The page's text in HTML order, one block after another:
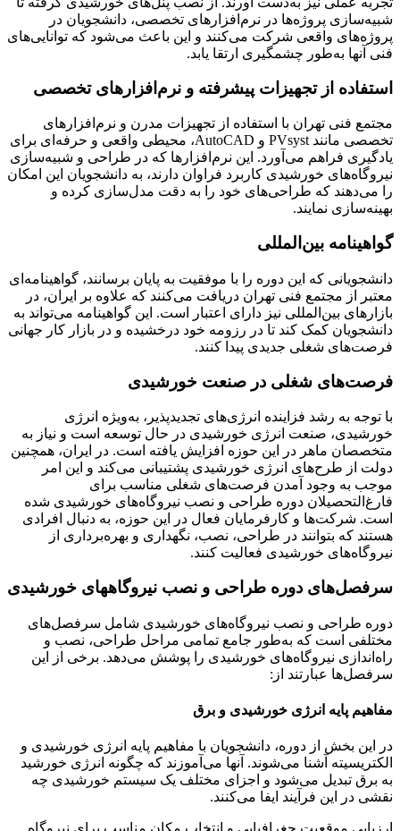
شبیه‌سازی پروژه‌ها در نرم‌افزارهای تخصصی، دانشجویان در
پروژه‌های واقعی شرکت می‌کنند و این باعث می‌شود که توانایی‌های
فنی آنها به‌طور چشمگیری ارتقا یابد.
استفاده از تجهیزات پیشرفته و نرم‌افزارهای تخصصی
مجتمع فنی تهران با استفاده از تجهیزات مدرن و نرم‌افزارهای
تخصصی مانند PVsyst و AutoCAD، محیطی واقعی و حرفه‌ای برای
یادگیری فراهم می‌آورد. این نرم‌افزارها که در طراحی و شبیه‌سازی
نیروگاه‌های خورشیدی کاربرد فراوان دارند، به دانشجویان این امکان
را می‌دهند که طراحی‌های خود را به دقت مدل‌سازی کرده و
بهینه‌سازی نمایند.
گواهینامه بین‌المللی
دانشجویانی که این دوره را با موفقیت به پایان برسانند، گواهینامه‌ای
معتبر از مجتمع فنی تهران دریافت می‌کنند که علاوه بر ایران، در
بازارهای بین‌المللی نیز دارای اعتبار است. این گواهینامه می‌تواند به
دانشجویان کمک کند تا در رزومه خود درخشیده و در بازار کار جهانی
فرصت‌های شغلی جدیدی پیدا کنند.
فرصت‌های شغلی در صنعت خورشیدی
با توجه به رشد فزاینده انرژی‌های تجدیدپذیر، به‌ویژه انرژی
خورشیدی، صنعت انرژی خورشیدی در حال توسعه است و نیاز به
متخصصان ماهر در این حوزه افزایش یافته است. در ایران، همچنین
دولت از طرح‌های انرژی خورشیدی پشتیبانی می‌کند و این امر
موجب به وجود آمدن فرصت‌های شغلی مناسب برای
فارغ‌التحصیلان دوره طراحی و نصب نیروگاه‌های خورشیدی شده
است. شرکت‌ها و کارفرمایان فعال در این حوزه، به دنبال افرادی
هستند که بتوانند در طراحی، نصب، نگهداری و بهره‌برداری از
نیروگاه‌های خورشیدی فعالیت کنند.
سرفصل‌های دوره طراحی و نصب نیروگاههای خورشیدی
دوره طراحی و نصب نیروگاه‌های خورشیدی شامل سرفصل‌های
مختلفی است که به‌طور جامع تمامی مراحل طراحی، نصب و
راه‌اندازی نیروگاه‌های خورشیدی را پوشش می‌دهد. برخی از این
سرفصل‌ها عبارتند از:
مفاهیم پایه انرژی خورشیدی و برق
در این بخش از دوره، دانشجویان با مفاهیم پایه انرژی خورشیدی و
الکتریسیته آشنا می‌شوند. آنها می‌آموزند که چگونه انرژی خورشید
به برق تبدیل می‌شود و اجزای مختلف یک سیستم خورشیدی چه
نقشی در این فرآیند ایفا می‌کنند.